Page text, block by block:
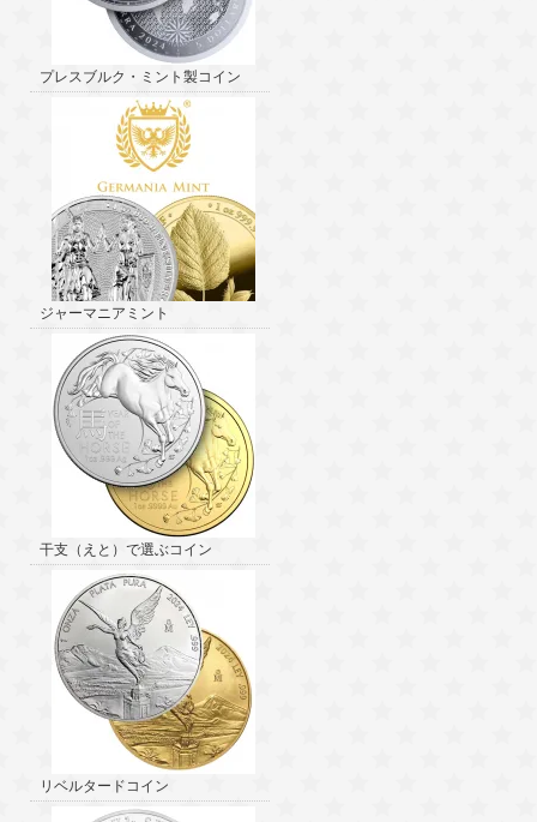
プレスブルク・ミント製コイン
ジャーマニアミント
干支（えと）で選ぶコイン
リベルタードコイン